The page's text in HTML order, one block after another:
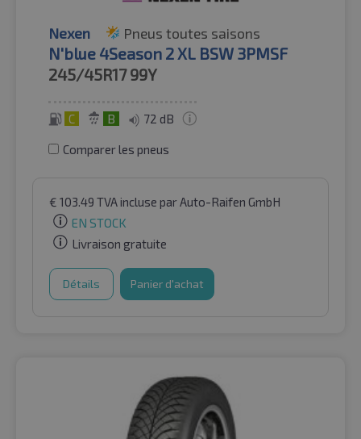
Nexen Pneus toutes saisons
N'blue 4Season 2 XL BSW 3PMSF
245/45R17 99Y
C B 72 dB
Comparer les pneus
€ 103.49 TVA incluse par Auto-Raifen GmbH
EN STOCK
Livraison gratuite
Détails Panier d'achat